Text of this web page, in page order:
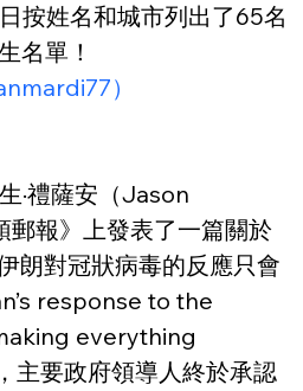
按姓名和城市列出了65名
名單！
）
·禮薩安（Jason
郵報》上發表了一篇關於
朗對冠狀病毒的反應只會
response to the
everything
主要政府領導人終於承認